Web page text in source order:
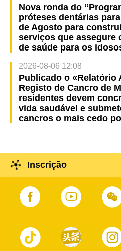
Nova ronda do
próteses dentárias
de Agosto para
serviços que assegure
de saúde para os
2026-08-06 12:08
Publicado o «Relatório
Registo de Cancro de
residentes devem
vida saudável e
cancros o mais cedo
Inscrição